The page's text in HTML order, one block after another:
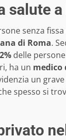
salute a
senza
di Roma.
delle
ha un medico
un
spesso si